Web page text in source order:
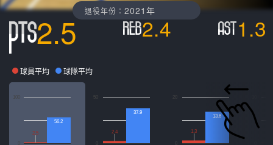
退役年份： 2021年
2.5 2.4 1.3
球員平均 球隊平均
2.5
56.2
50
2.4
37.9
20
1.3
13.6